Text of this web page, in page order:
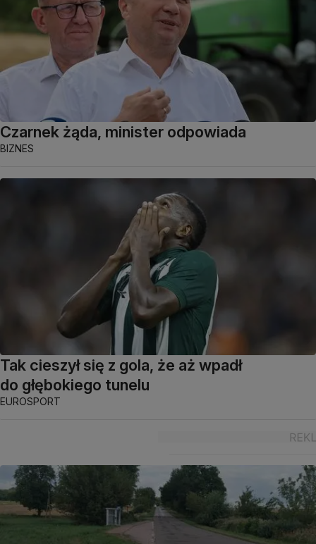
Czarnek żąda, minister odpowiada
BIZNES
Tak cieszył się z gola, że aż wpadł
do głębokiego tunelu
EUROSPORT